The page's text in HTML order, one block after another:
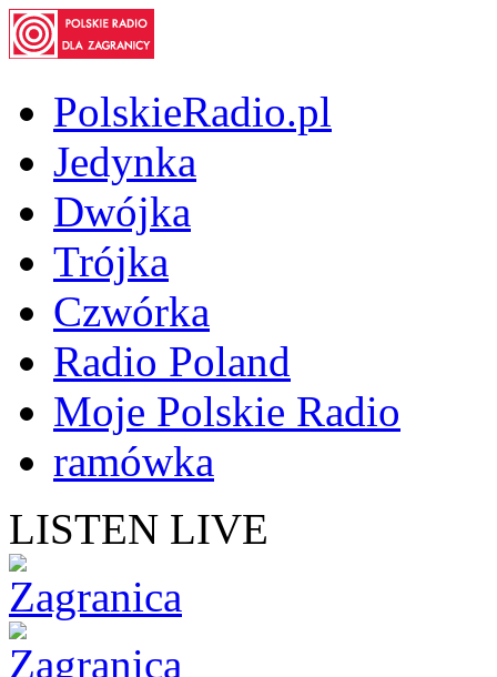
PolskieRadio.pl
Jedynka
Dwójka
Trójka
Czwórka
Radio Poland
Moje Polskie Radio
ramówka
LISTEN LIVE